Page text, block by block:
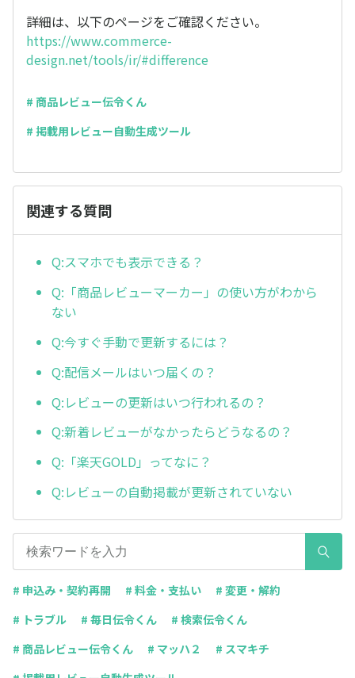
詳細は、以下のページをご確認ください。
https://www.commerce-
design.net/tools/ir/#difference
# 商品レビュー伝令くん
# 掲載用レビュー自動生成ツール
関連する質問
Q:スマホでも表示できる？
Q:「商品レビューマーカー」の使い方がわから
ない
Q:今すぐ手動で更新するには？
Q:配信メールはいつ届くの？
Q:レビューの更新はいつ行われるの？
Q:新着レビューがなかったらどうなるの？
Q:「楽天GOLD」ってなに？
Q:レビューの自動掲載が更新されていない
# 申込み・契約再開 # 料金・支払い
# 変更・解約
# トラブル
# 毎日伝令くん
# 検索伝令くん
# 商品レビュー伝令くん
# マッハ２
# スマキチ